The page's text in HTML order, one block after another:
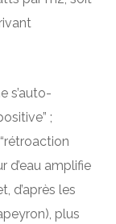
s’auto-
;
d’eau amplifie
d’après les
plus